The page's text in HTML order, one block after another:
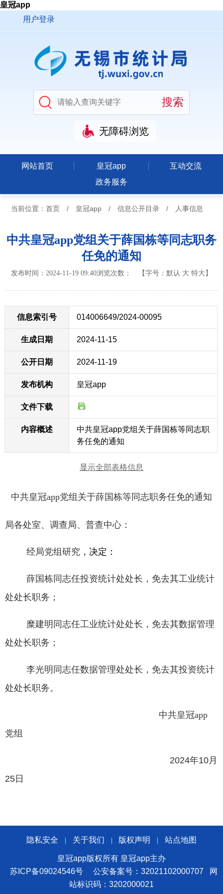
皇冠app
用户登录
无障碍浏览
网站首页 皇冠app
互动交流
政务服务
当前位置： 首页 / 皇冠app / 信息公开目录 / 人事信息
中共皇冠app党组关于薛国栋等同志职务
任免的通知
发布时间：2024-11-19 09:40浏览次数： 【字号： 默认 大 特大 】
信息索引号 014006649/2024-00095
生成日期 2024-11-15
公开日期 2024-11-19
发布机构 皇冠app
文件下载
内容概述
中共皇冠app党组关于薛国栋等同志职
务任免的通知
显示全部表格信息
中共皇冠app党组关于薛国栋等同志职务任免的通知
局各处室、调查局、普查中心：
经局党组研究 ，决定：
薛国栋同志任投资统计处处长，免去其工业统计
处处长职务；
糜建明同志任工业统计处处长，免去其数据管理
处处长职务；
李光明同志任数据管理处处长，免去其投资统计
处处长职务。
中共皇冠app
党组
2024年10月
25 日
隐私安全 关于我们 版权声明 站点地图
皇冠app版权所有 皇冠app主办
苏ICP备09024546号
公安备案号：32021102000707
网
站标识码：3202000021